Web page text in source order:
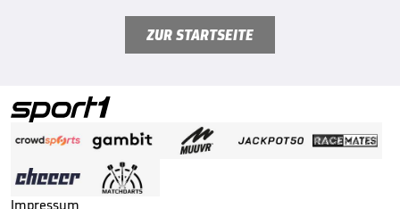
ZUR STARTSEITE
Impressum